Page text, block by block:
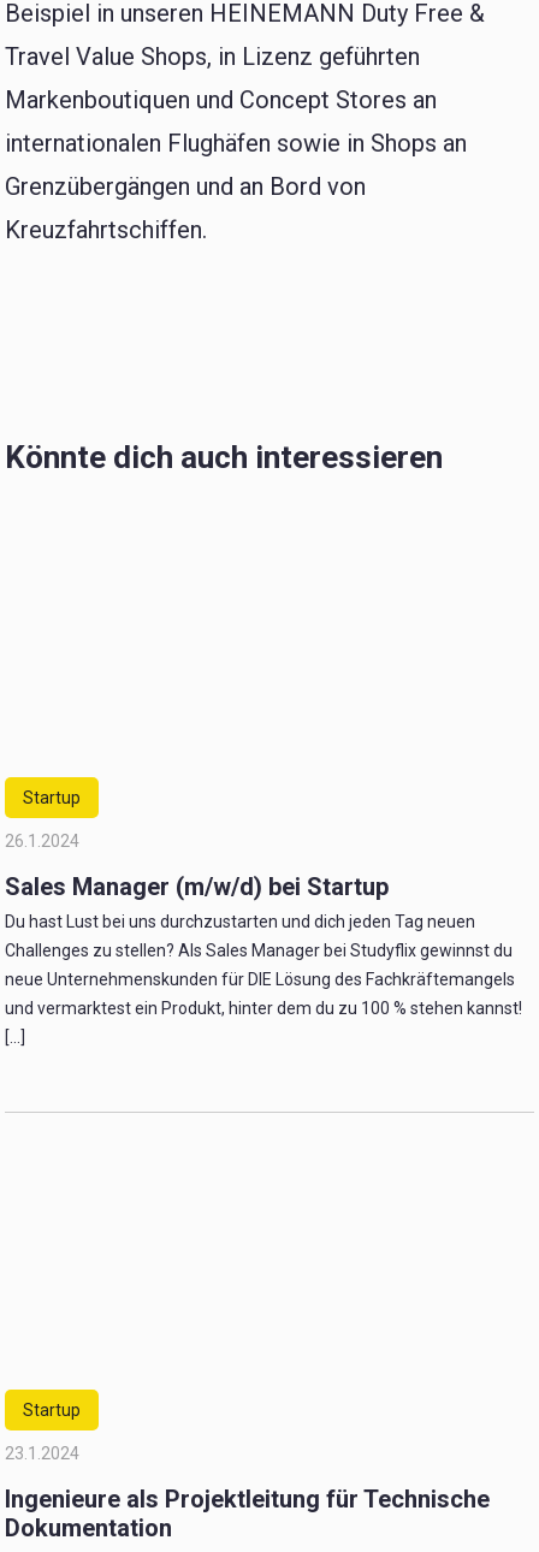
Beispiel in unseren HEINEMANN Duty Free &
Travel Value Shops, in Lizenz geführten
Markenboutiquen und Concept Stores an
internationalen Flughäfen sowie in Shops an
Grenzübergängen und an Bord von
Kreuzfahrtschiffen.
Könnte dich auch interessieren
Startup
26.1.2024
Sales Manager (m/w/d) bei Startup
Du hast Lust bei uns durchzustarten und dich jeden Tag neuen
Challenges zu stellen? Als Sales Manager bei Studyflix gewinnst du
neue Unternehmenskunden für DIE Lösung des Fachkräftemangels
und vermarktest ein Produkt, hinter dem du zu 100 % stehen kannst!
[...]
Startup
23.1.2024
Ingenieure als Projektleitung für Technische
Dokumentation